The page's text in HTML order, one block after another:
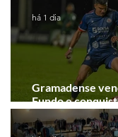
Gramadense
Fundo e
Série A2
há 1 dia